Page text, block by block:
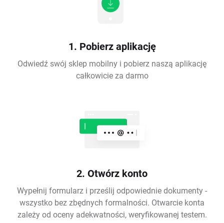
1. Pobierz aplikację
Odwiedź swój sklep mobilny i pobierz naszą aplikację
całkowicie za darmo
2. Otwórz konto
Wypełnij formularz i prześlij odpowiednie dokumenty -
wszystko bez zbędnych formalności. Otwarcie konta
zależy od oceny adekwatności, weryfikowanej testem.